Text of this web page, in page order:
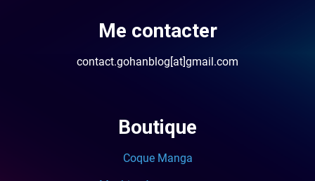
Me contacter
contact.gohanblog[at]gmail.com
Boutique
Coque Manga